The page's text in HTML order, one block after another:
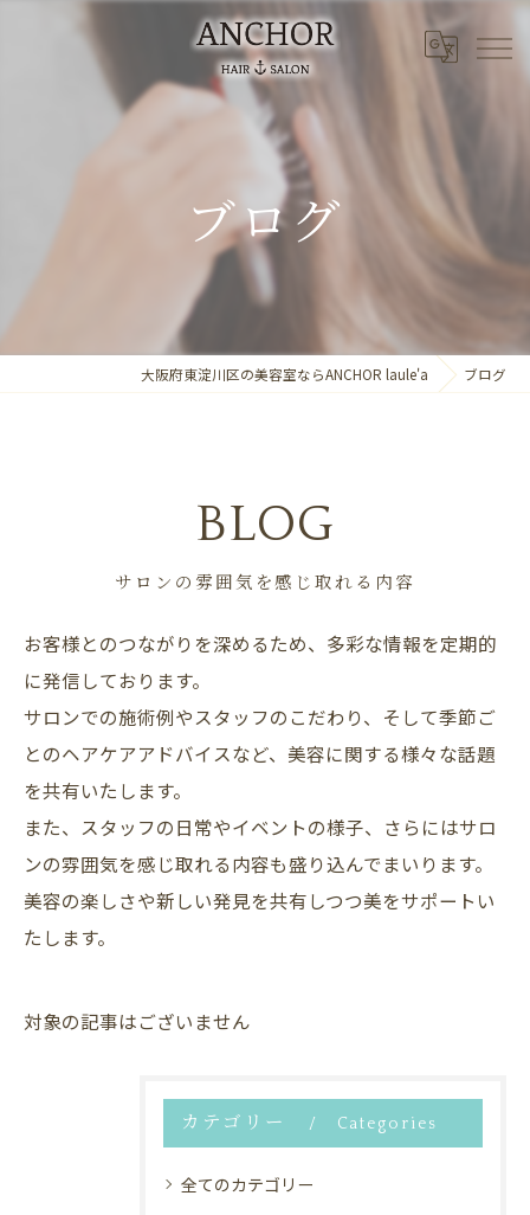
ブログ
大阪府東淀川区の美容室ならANCHOR laule'a ブログ
BLOG
サロンの雰囲気を感じ取れる内容
お客様とのつながりを深めるため、多彩な情報を定期的
に発信しております。
サロンでの施術例やスタッフのこだわり、そして季節ご
とのヘアケアアドバイスなど、美容に関する様々な話題
を共有いたします。
また、スタッフの日常やイベントの様子、さらにはサロ
ンの雰囲気を感じ取れる内容も盛り込んでまいります。
美容の楽しさや新しい発見を共有しつつ美をサポートい
たします。
対象の記事はございません
カテゴリー Categories
全てのカテゴリー